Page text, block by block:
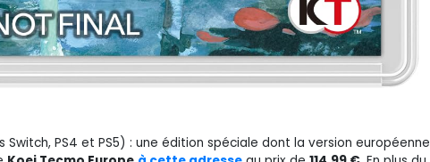
PS4 et PS5) : une édition spéciale dont la version européenne